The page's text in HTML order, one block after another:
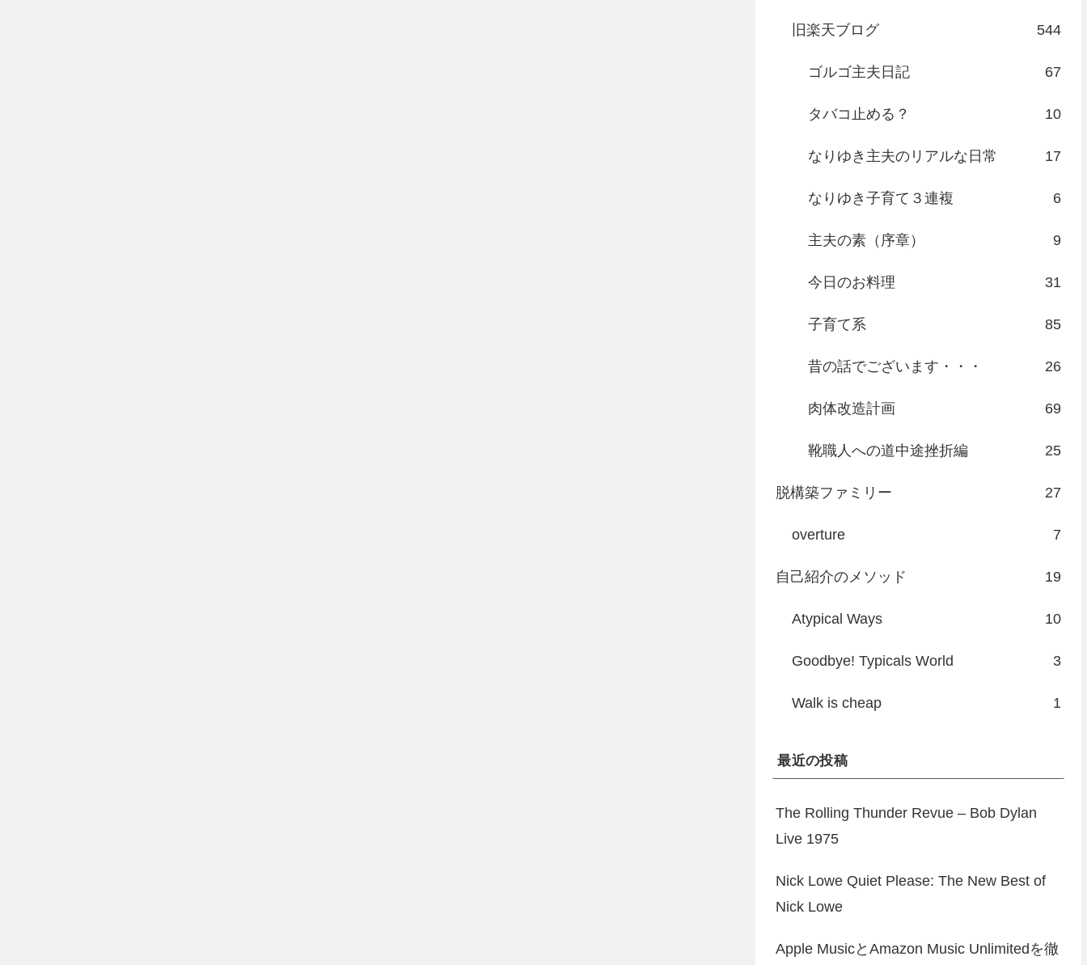
旧楽天ブログ 544
ゴルゴ主夫日記 67
タバコ止める？ 10
なりゆき主夫のリアルな日常 17
なりゆき子育て３連複 6
主夫の素（序章） 9
今日のお料理 31
子育て系 85
昔の話でございます・・・ 26
肉体改造計画 69
靴職人への道中途挫折編 25
脱構築ファミリー 27
overture 7
自己紹介のメソッド 19
Atypical Ways 10
Goodbye! Typicals World 3
Walk is cheap 1
最近の投稿
The Rolling Thunder Revue – Bob Dylan
Live 1975
Nick Lowe Quiet Please: The New Best of
Nick Lowe
Apple MusicとAmazon Music Unlimitedを徹